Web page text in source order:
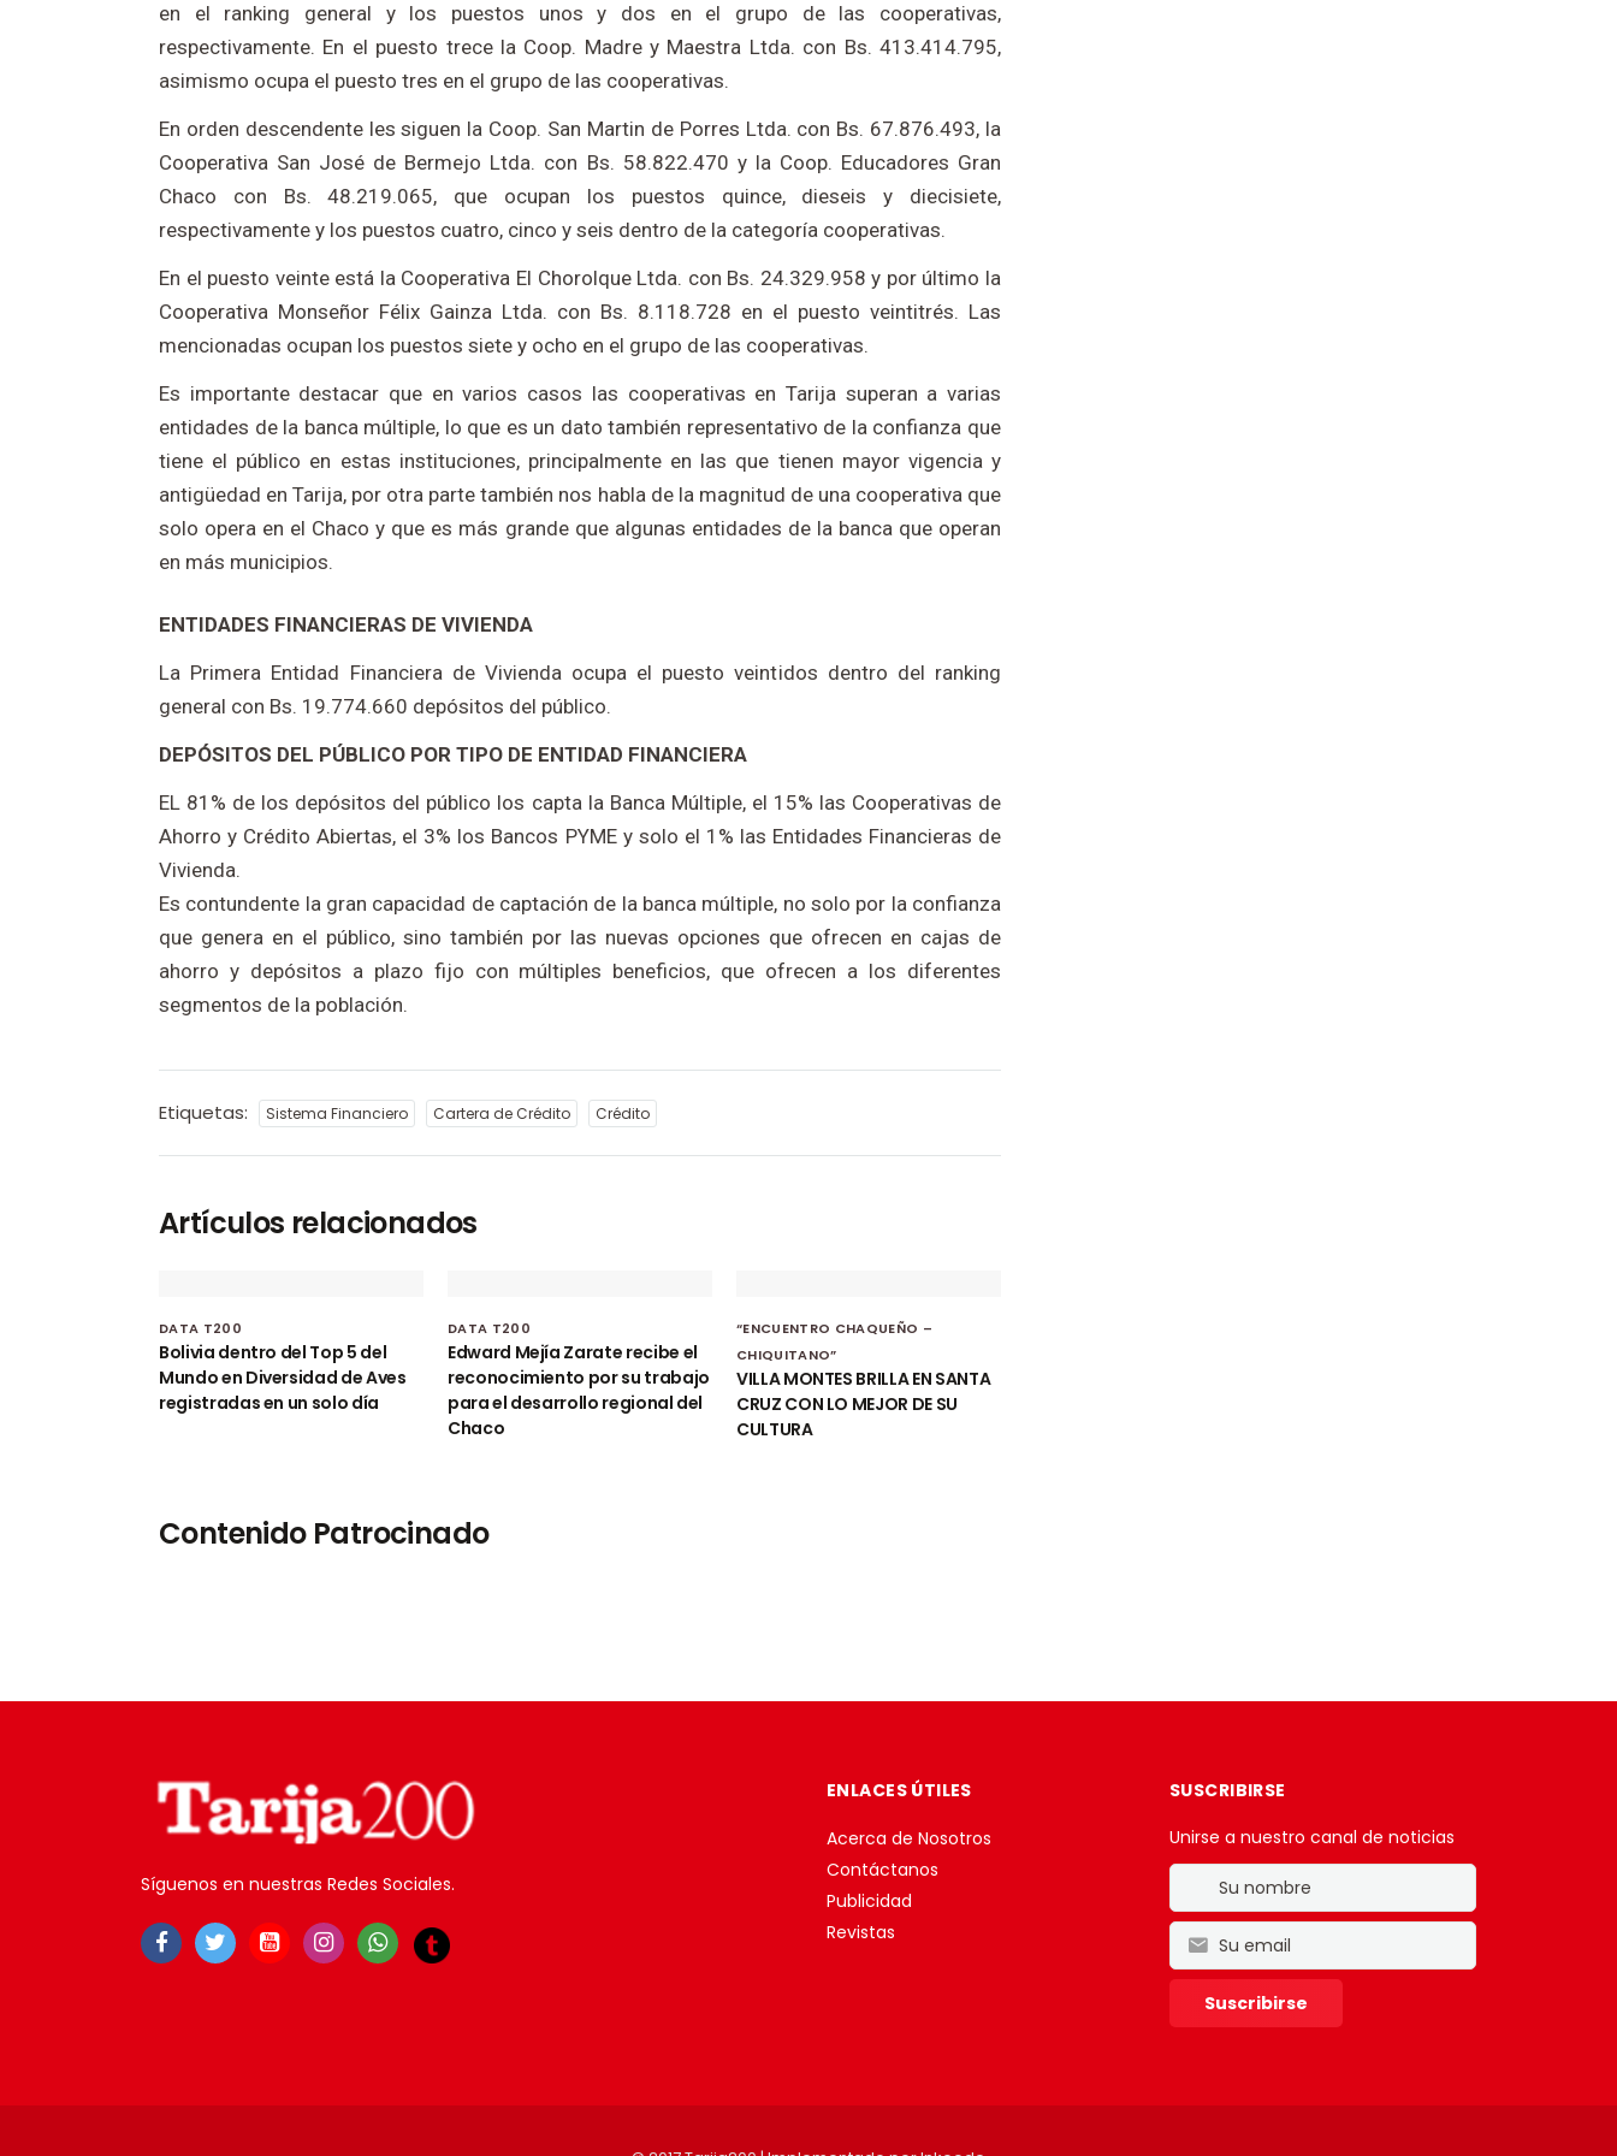
en el ranking general y los puestos unos y dos en el grupo de las cooperativas,
respectivamente. En el puesto trece la Coop. Madre y Maestra Ltda. con Bs. 413.414.795,
asimismo ocupa el puesto tres en el grupo de las cooperativas.
En orden descendente les siguen la Coop. San Martin de Porres Ltda. con Bs. 67.876.493, la
Cooperativa San José de Bermejo Ltda. con Bs. 58.822.470 y la Coop. Educadores Gran
Chaco con Bs. 48.219.065, que ocupan los puestos quince, dieseis y diecisiete,
respectivamente y los puestos cuatro, cinco y seis dentro de la categoría cooperativas.
En el puesto veinte está la Cooperativa El Chorolque Ltda. con Bs. 24.329.958 y por último la
Cooperativa Monseñor Félix Gainza Ltda. con Bs. 8.118.728 en el puesto veintitrés. Las
mencionadas ocupan los puestos siete y ocho en el grupo de las cooperativas.
Es importante destacar que en varios casos las cooperativas en Tarija superan a varias
entidades de la banca múltiple, lo que es un dato también representativo de la confianza que
tiene el público en estas instituciones, principalmente en las que tienen mayor vigencia y
antigüedad en Tarija, por otra parte también nos habla de la magnitud de una cooperativa que
solo opera en el Chaco y que es más grande que algunas entidades de la banca que operan
en más municipios.
ENTIDADES FINANCIERAS DE VIVIENDA
La Primera Entidad Financiera de Vivienda ocupa el puesto veintidos dentro del ranking
general con Bs. 19.774.660 depósitos del público.
DEPÓSITOS DEL PÚBLICO POR TIPO DE ENTIDAD FINANCIERA
EL 81% de los depósitos del público los capta la Banca Múltiple, el 15% las Cooperativas de
Ahorro y Crédito Abiertas, el 3% los Bancos PYME y solo el 1% las Entidades Financieras de
Vivienda.
Es contundente la gran capacidad de captación de la banca múltiple, no solo por la confianza
que genera en el público, sino también por las nuevas opciones que ofrecen en cajas de
ahorro y depósitos a plazo fijo con múltiples beneficios, que ofrecen a los diferentes
segmentos de la población.
Etiquetas: Sistema Financiero Cartera de Crédito Crédito
Artículos relacionados
DATA T200
Bolivia dentro del Top 5 del
Mundo en Diversidad de Aves
registradas en un solo día
DATA T200
Edward Mejía Zarate recibe el
reconocimiento por su trabajo
para el desarrollo regional del
Chaco
“ENCUENTRO CHAQUEÑO –
CHIQUITANO”
VILLA MONTES BRILLA EN SANTA
CRUZ CON LO MEJOR DE SU
CULTURA
Contenido Patrocinado
Síguenos en nuestras Redes Sociales.
ENLACES ÚTILES
Acerca de Nosotros
Contáctanos
Publicidad
Revistas
SUSCRIBIRSE
Unirse a nuestro canal de noticias